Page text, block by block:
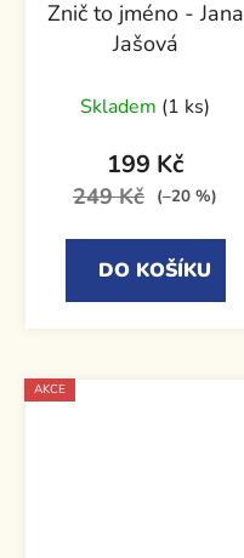
Znič to jméno - Jana
Jašová
Skladem (1 ks)
199 Kč
249 Kč (–20 %)
DO KOŠÍKU
AKCE